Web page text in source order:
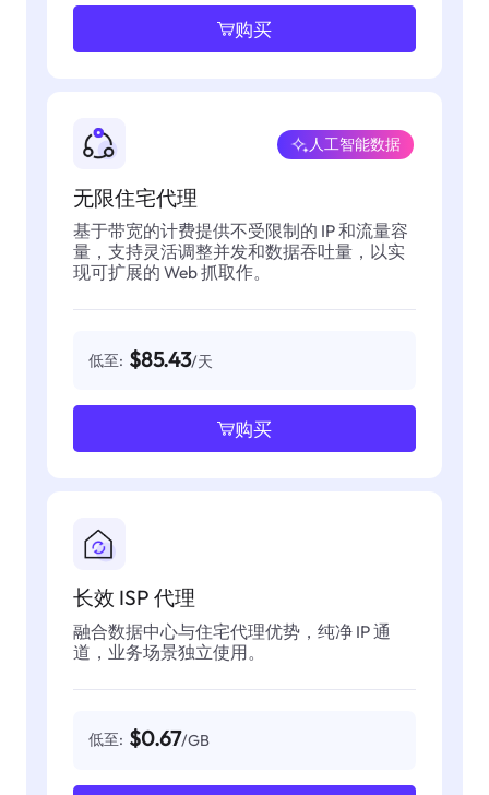
购买
无限住宅代理
人工智能数据
基于带宽的计费提供不受限制的 IP 和流量容
量，支持灵活调整并发和数据吞吐量，以实
现可扩展的 Web 抓取作。
低至: $85.43/天
购买
长效 ISP 代理
融合数据中心与住宅代理优势，纯净 IP 通
道，业务场景独立使用。
低至: $0.67/GB